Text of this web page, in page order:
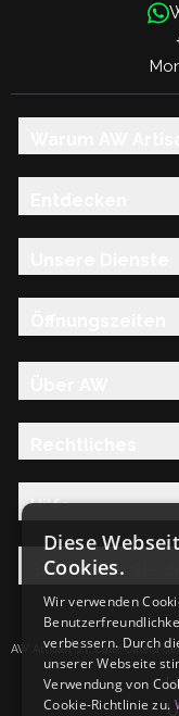
Hilfe
Entdecken Sie
AW Artisan S.L.Calle Caleta
Diese
Cookies.
Wir verwenden
verbessern. Durch
unserer Webseite
Verwendung von
Cookie-Richtlinie zu.